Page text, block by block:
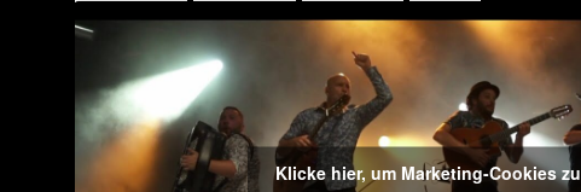
Klicke hier, um Marketing-Cookies zu